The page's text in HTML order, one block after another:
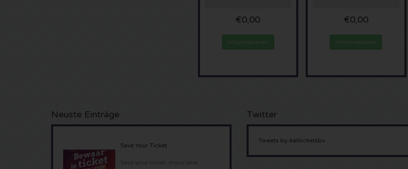
€0,00
Informationen
€0,00
Informationen
Neuste Einträge
Save Your Ticket
Twitter
Tweets by 4allticketsbv